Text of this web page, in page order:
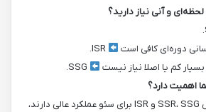
لحظه‌ای و آنی نیاز دارید؟
دوره‌ای کافی است
کم یا اصلا نیاز نیست
اهمیت دارد؟
هر سه روش SSR، SSG و ISR برای سئو عملکرد عالی دارند،